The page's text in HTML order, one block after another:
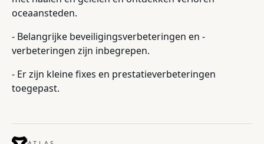
oceaansteden.
- Belangrijke beveiligingsverbeteringen en -
verbeteringen zijn inbegrepen.
- Er zijn kleine fixes en prestatieverbeteringen
toegepast.